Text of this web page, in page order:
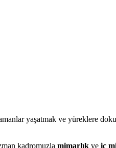
yaşatmak ve yüreklere
kadromuzla mimarlık ve iç